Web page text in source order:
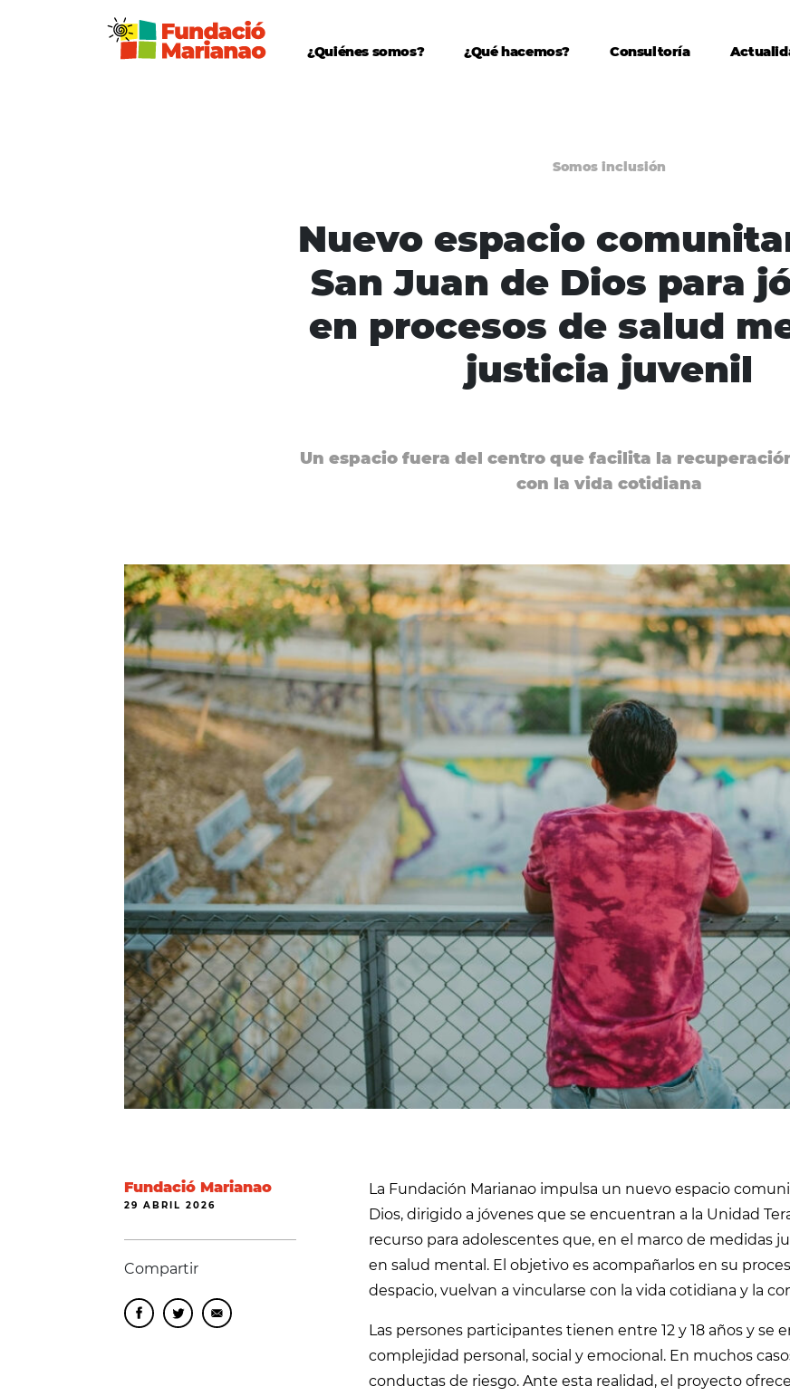
¿Quiénes somos? ¿Qué hacemos? Consultoría
Somos inclusión
Nuevo espacio
San Juan de Dios para
en procesos de salud
justicia juvenil
Un espacio fuera del centro que facilita la
con la vida cotidiana
Fundació Marianao
29 ABRIL 2026
Compartir
La Fundación Marianao impulsa un nuevo espacio
Dios, dirigido a jóvenes que se encuentran a la Unidad
recurso para adolescentes que, en el marco de medidas
en salud mental. El objetivo es acompañarlos en su
despacio, vuelvan a vincularse con la vida cotidiana y la
Las persones participantes tienen entre 12 y 18 años y se
complejidad personal, social y emocional. En muchos
conductas de riesgo. Ante esta realidad, el proyecto